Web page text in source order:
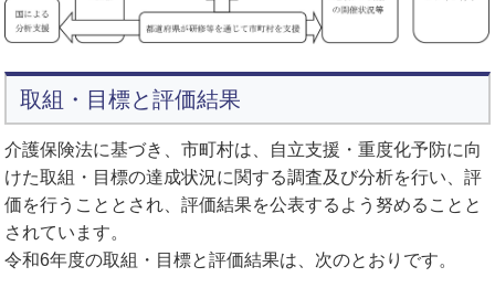
取組・目標と評価結果
介護保険法に基づき、市町村は、自立支援・重度化予防に向
けた取組・目標の達成状況に関する調査及び分析を行い、評
価を行うこととされ、評価結果を公表するよう努めることと
されています。
令和6年度の取組・目標と評価結果は、次のとおりです。